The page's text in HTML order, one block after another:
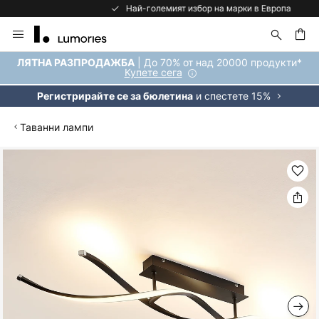
Най-големият избор на марки в Европа
Прескачане
към
съдържанието
ЛЯТНА РАЗПРОДАЖБА | До 70% от над 20000 продукти*
Купете сега
Регистрирайте се за бюлетинаи спестете 15%
Таванни лампи
изображенията